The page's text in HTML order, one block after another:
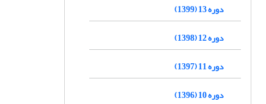
دوره 13 (1399)
دوره 12 (1398)
دوره 11 (1397)
دوره 10 (1396)